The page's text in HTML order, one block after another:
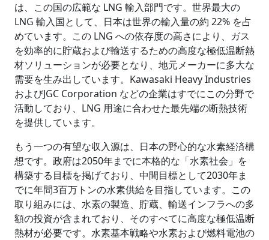
は、この国の広範な LNG 輸入部門です。世界最大の
LNG 輸入国として、日本は世界の輸入量の約 22% を占
めています。この LNG への依存度の高さにより、ガス
を効率的に貯蔵および輸送するための高度な極低温断熱
材ソリューションが必要となり、地元メーカーに多大な
需要を生み出しています。Kawasaki Heavy Industries
およびJGC Corporation などの企業はすでにこの分野で
活動しており、LNG 用途に合わせた最先端の断熱技術
を提供しています。
もう一つの有望な収入源は、日本の野心的な水素経済構
想です。政府は2050年までに本格的な「水素社会」を
構築する目標を掲げており、中間目標として2030年ま
でに年間3百万トンの水素供給を目指しています。この
取り組みには、水素の製造、貯蔵、輸送インフラへの多
額の投資が含まれており、そのすべてに高度な極低温断
熱材が必要です。水素基本戦略や水素および燃料電池の